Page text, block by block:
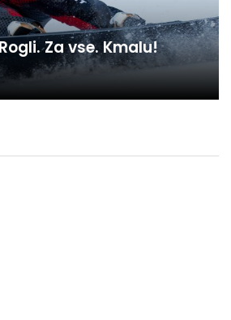
Za vse. Kmalu!